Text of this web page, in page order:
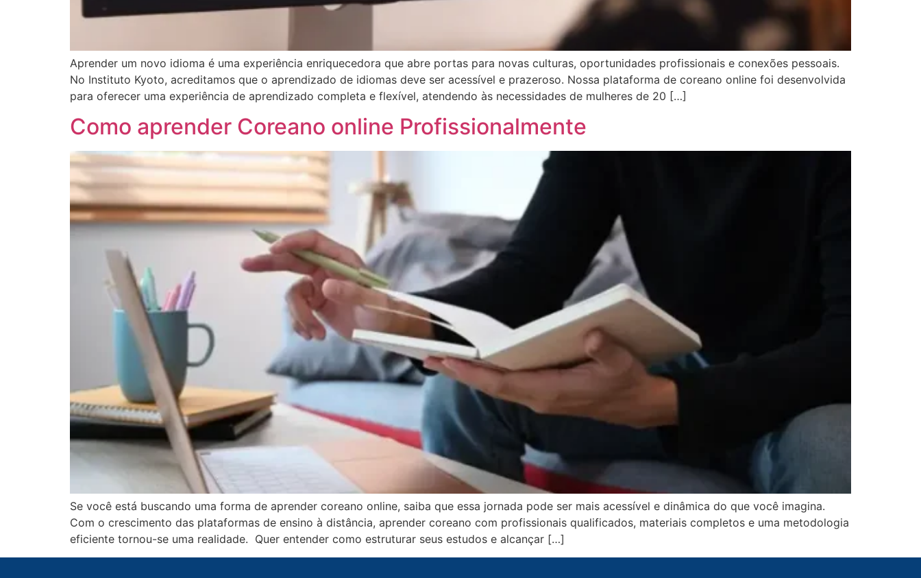
Aprender um novo idioma é uma experiência enriquecedora que abre portas para novas culturas, oportunidades profissionais e conexões pessoais.
No Instituto Kyoto, acreditamos que o aprendizado de idiomas deve ser acessível e prazeroso. Nossa plataforma de coreano online foi desenvolvida
para oferecer uma experiência de aprendizado completa e flexível, atendendo às necessidades de mulheres de 20 […]
Como aprender Coreano online Profissionalmente
Se você está buscando uma forma de aprender coreano online, saiba que essa jornada pode ser mais acessível e dinâmica do que você imagina.
Com o crescimento das plataformas de ensino à distância, aprender coreano com profissionais qualificados, materiais completos e uma metodologia
eficiente tornou-se uma realidade. Quer entender como estruturar seus estudos e alcançar […]